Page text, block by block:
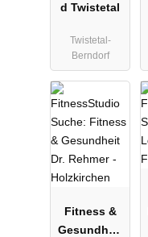
d Twistetal
Twistetal-
Berndorf
Fitness &
Gesundheit